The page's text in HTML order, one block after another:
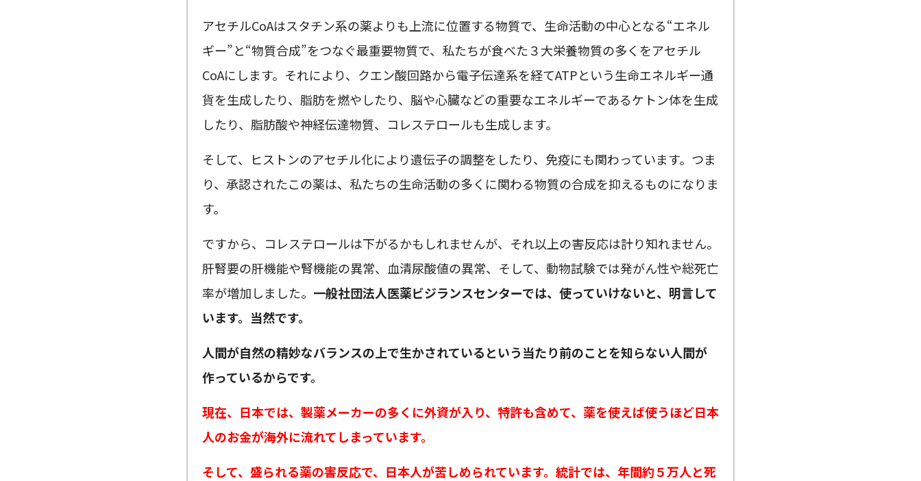
アセチルCoAはスタチン系の薬よりも上流に位置する物質で、生命活動の中心となる“エネル
ギー”と“物質合成”をつなぐ最重要物質で、私たちが食べた３大栄養物質の多くをアセチル
CoAにします。それにより、クエン酸回路から電子伝達系を経てATPという生命エネルギー通
貨を生成したり、脂肪を燃やしたり、脳や心臓などの重要なエネルギーであるケトン体を生成
したり、脂肪酸や神経伝達物質、コレステロールも生成します。
そして、ヒストンのアセチル化により遺伝子の調整をしたり、免疫にも関わっています。つま
り、承認されたこの薬は、私たちの生命活動の多くに関わる物質の合成を抑えるものになりま
す。
ですから、コレステロールは下がるかもしれませんが、それ以上の害反応は計り知れません。
肝腎要の肝機能や腎機能の異常、血清尿酸値の異常、そして、動物試験では発がん性や総死亡
率が増加しました。 一般社団法人医薬ビジランスセンターでは、使っていけないと、明言して
います。当然です。
人間が自然の精妙なバランスの上で生かされているという当たり前のことを知らない人間が
作っているからです。
現在、日本では、製薬メーカーの多くに外資が入り、特許も含めて、薬を使えば使うほど日本
人のお金が海外に流れてしまっています。
そして、盛られる薬の害反応で、日本人が苦しめられています。統計では、年間約５万人と死